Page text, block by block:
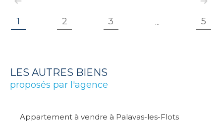
1 2 3 ... 5
LES AUTRES BIENS
proposés par l'agence
Appartement à vendre à Palavas-les-Flots